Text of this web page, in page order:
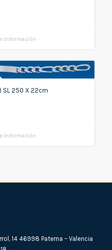
Información
SL 250 X 22cm
Información
14 46998 Paterna – Valencia